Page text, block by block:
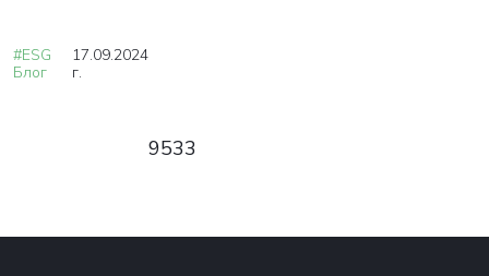
#ESG
Блог
17.09.2024
г.
9533